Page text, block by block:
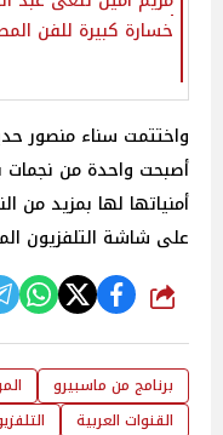
خسارة كبيرة للفن
واختتمت سناء منصور
أصبحت واحدة من نجمات
أمنياتها لها بمزيد من
على شاشة التلفزيون
شارك
برنامج من ماسبيرو
القنوات العربية